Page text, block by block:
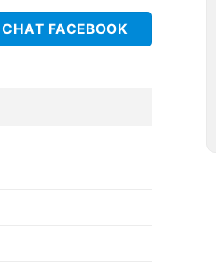
CHAT FACEBOOK